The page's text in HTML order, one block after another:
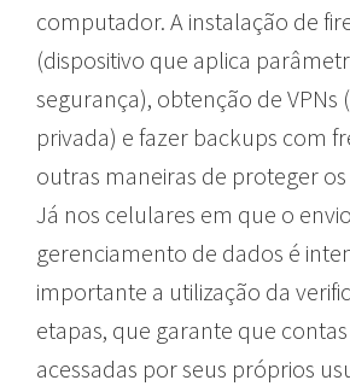
computador. A instalação de
(dispositivo que aplica
segurança), obtenção de VPNs
privada) e fazer backups com
outras maneiras de proteger
Já nos celulares em que o
gerenciamento de dados é
importante a utilização da
etapas, que garante que
acessadas por seus próprios